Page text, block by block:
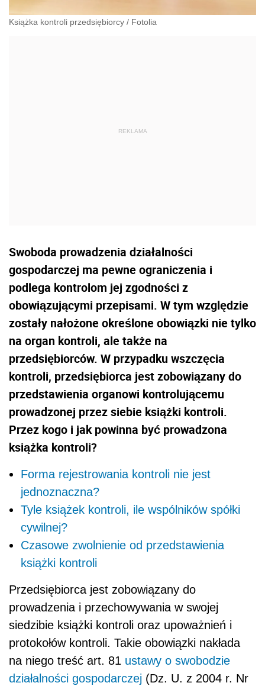
Książka kontroli przedsiębiorcy / Fotolia
Swoboda prowadzenia działalności
gospodarczej ma pewne ograniczenia i
podlega kontrolom jej zgodności z
obowiązującymi przepisami. W tym względzie
zostały nałożone określone obowiązki nie tylko
na organ kontroli, ale także na
przedsiębiorców. W przypadku wszczęcia
kontroli, przedsiębiorca jest zobowiązany do
przedstawienia organowi kontrolującemu
prowadzonej przez siebie książki kontroli.
Przez kogo i jak powinna być prowadzona
książka kontroli?
Forma rejestrowania kontroli nie jest
jednoznaczna?
Tyle książek kontroli, ile wspólników spółki
cywilnej?
Czasowe zwolnienie od przedstawienia
książki kontroli
Przedsiębiorca jest zobowiązany do
prowadzenia i przechowywania w swojej
siedzibie książki kontroli oraz upoważnień i
protokołów kontroli. Takie obowiązki nakłada
na niego treść art. 81 ustawy o swobodzie
działalności gospodarczej (Dz. U. z 2004 r. Nr